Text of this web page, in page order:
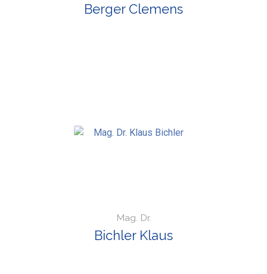
Berger Clemens
Mag. Dr.
Bichler Klaus